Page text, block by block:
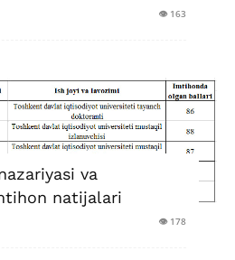
👁 163
va
natijalari
👁 178